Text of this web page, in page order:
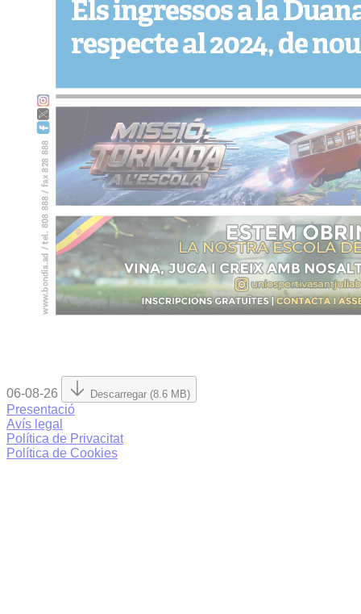
06-08-26 Descarregar (8.6 MB)
Presentació
Avís legal
Política de Privacitat
Política de Cookies